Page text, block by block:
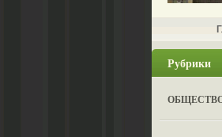
Рубрики